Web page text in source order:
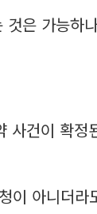
은 가능하
사건이 확정
이 아니더라